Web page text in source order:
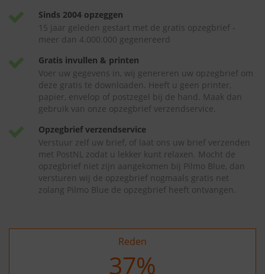
Sinds 2004 opzeggen
15 jaar geleden gestart met de gratis opzegbrief -
meer dan 4.000.000 gegenereerd
Gratis invullen & printen
Voer uw gegevens in, wij genereren uw opzegbrief om
deze gratis te downloaden. Heeft u geen printer,
papier, envelop of postzegel bij de hand. Maak dan
gebruik van onze opzegbrief verzendservice.
Opzegbrief verzendservice
Verstuur zelf uw brief, of laat ons uw brief verzenden
met PostNL zodat u lekker kunt relaxen. Mocht de
opzegbrief niet zijn aangekomen bij Pilmo Blue, dan
versturen wij de opzegbrief nogmaals gratis net
zolang Pilmo Blue de opzegbrief heeft ontvangen.
Reden
37%